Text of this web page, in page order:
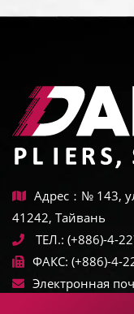
Адрес：№ 143,
41242, Тайвань
ТЕЛ.: (+886)-4-
ФАКС: (+886)-4-
Электронная